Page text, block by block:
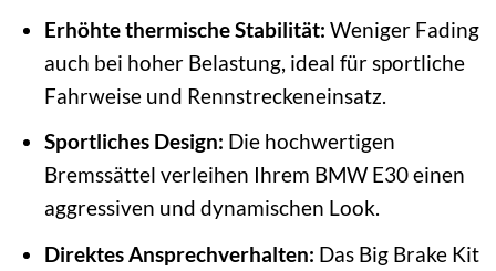
Erhöhte thermische Stabilität: Weniger Fading
auch bei hoher Belastung, ideal für sportliche
Fahrweise und Rennstreckeneinsatz.
Sportliches Design: Die hochwertigen
Bremssättel verleihen Ihrem BMW E30 einen
aggressiven und dynamischen Look.
Direktes Ansprechverhalten: Das Big Brake Kit